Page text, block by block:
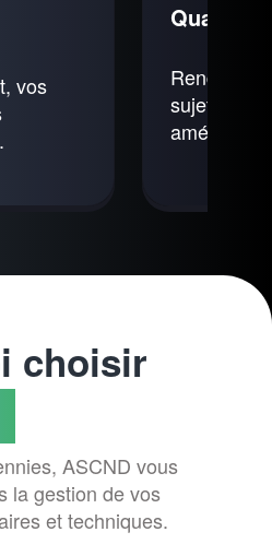
vos
Qualité
Rendre
sujets
améliorer
choisir
ASCND vous
la gestion de vos
et techniques.